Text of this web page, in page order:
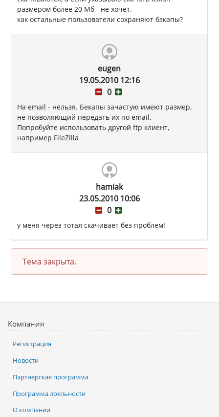
размером более 20 Мб - не хочет.
как остальные пользователи сохраняют бэкапы?
eugen
19.05.2010 12:16
0
На email - нельзя. Бекапы зачастую имеют размер,
не позволяющий передать их по email.
Попробуйте использовать другой ftp клиент,
например FileZilla
hamiak
23.05.2010 10:06
0
у меня через тотал скачивает без проблем!
Тема закрыта.
Компания
Регистрация
Новости
Партнерская программа
Программа лояльности
О компании